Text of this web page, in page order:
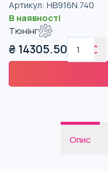
Артикул: HB916N.740
В наявності
Тюнінг
₴ 14305.50
Опис